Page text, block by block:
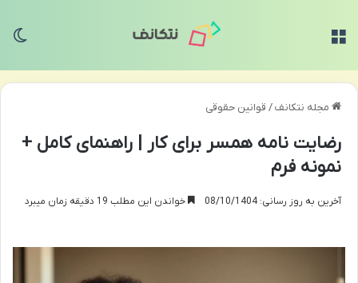
مجله نتکانف/ قوانین حقوقی
رضایت نامه همسر برای کار | راهنمای کامل +
نمونه فرم
آخرین به روز رسانی: 08/10/1404 خواندن این مطلب 19 دقیقه زمان میبرد